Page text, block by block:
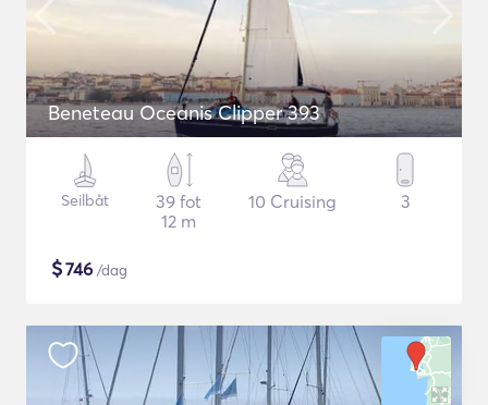
Beneteau Oceanis Clipper 393
Seilbåt
39 fot
12 m
10 Cruising 3
$746 /dag